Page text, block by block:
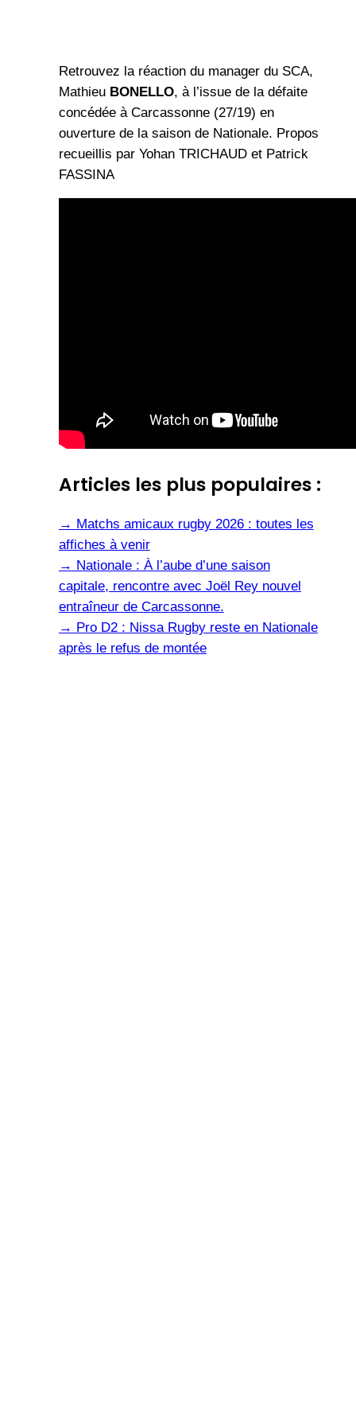
Retrouvez la réaction du manager du SCA,
Mathieu BONELLO, à l’issue de la défaite
concédée à Carcassonne (27/19) en
ouverture de la saison de Nationale. Propos
recueillis par Yohan TRICHAUD et Patrick
FASSINA
Articles les plus populaires :
→ Matchs amicaux rugby 2026 : toutes les
affiches à venir
→ Nationale : À l’aube d’une saison
capitale, rencontre avec Joël Rey nouvel
entraîneur de Carcassonne.
→ Pro D2 : Nissa Rugby reste en Nationale
après le refus de montée